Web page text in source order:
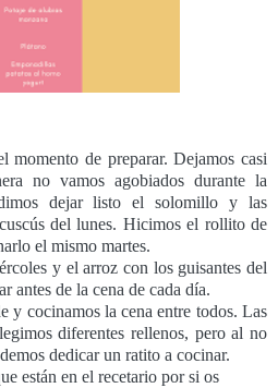
momento de preparar. Dejamos casi
no vamos agobiados durante la
dejar listo el solomillo y las
del lunes. Hicimos el rollito de
el mismo martes.
y el arroz con los guisantes del
antes de la cena de cada día.
y cocinamos la cena entre todos. Las
diferentes rellenos, pero al no
dedicar un ratito a cocinar.
están en el recetario por si os